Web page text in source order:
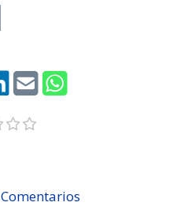
Comentarios